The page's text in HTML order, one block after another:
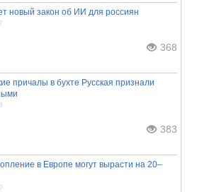
новый закон об ИИ для россиян
368
причалы в бухте Русская признали
383
в Европе могут вырасти на 20–